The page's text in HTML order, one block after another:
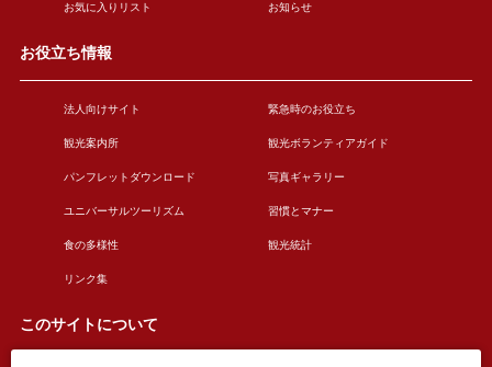
お気に入りリスト お知らせ
お役立ち情報
法人向けサイト 緊急時のお役立ち
観光案内所 観光ボランティアガイド
パンフレットダウンロード 写真ギャラリー
ユニバーサルツーリズム 習慣とマナー
食の多様性 観光統計
リンク集
このサイトについて